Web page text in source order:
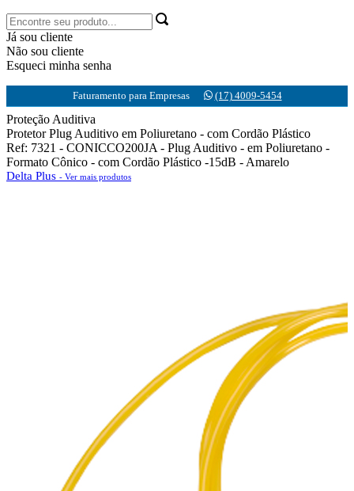
Já sou cliente
Não sou cliente
Esqueci minha senha
Faturamento para Empresas (17) 4009-5454
Proteção Auditiva
Protetor Plug Auditivo em Poliuretano - com Cordão Plástico
Ref: 7321 - CONICCO200JA - Plug Auditivo - em Poliuretano -
Formato Cônico - com Cordão Plástico -15dB - Amarelo
Delta Plus - Ver mais produtos